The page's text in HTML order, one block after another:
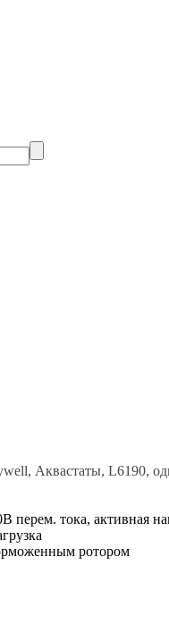
Аквастаты, L6190,
перем. тока, активная
ротором